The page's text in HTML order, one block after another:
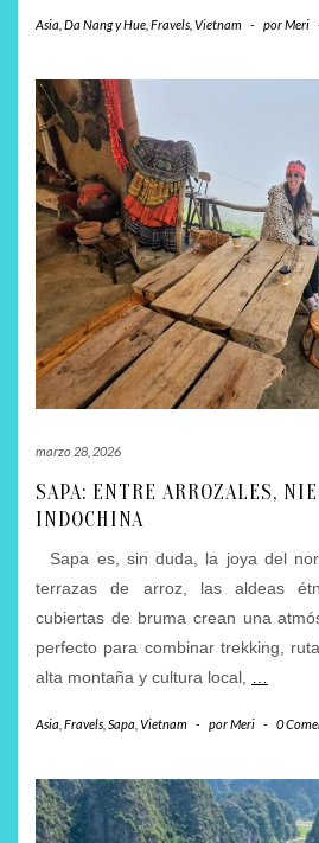
Asia Da Nang y Hue Fravels Vietnam - porMeri
marzo 28, 2026
SAPA: ENTRE ARROZALES,
INDOCHINA
Sapa es, sin duda, la joya del
terrazas de arroz, las aldeas
cubiertas de bruma crean una
perfecto para combinar trekking,
alta montaña y cultura local,
Asia Fravels Sapa Vietnam - porMeri - 0